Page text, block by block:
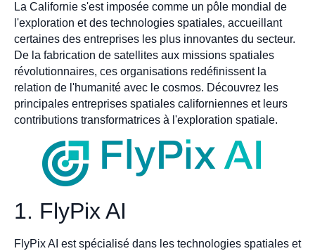
La Californie s'est imposée comme un pôle mondial de
l'exploration et des technologies spatiales, accueillant
certaines des entreprises les plus innovantes du secteur.
De la fabrication de satellites aux missions spatiales
révolutionnaires, ces organisations redéfinissent la
relation de l'humanité avec le cosmos. Découvrez les
principales entreprises spatiales californiennes et leurs
contributions transformatrices à l'exploration spatiale.
1. FlyPix AI
FlyPix AI est spécialisé dans les technologies spatiales et